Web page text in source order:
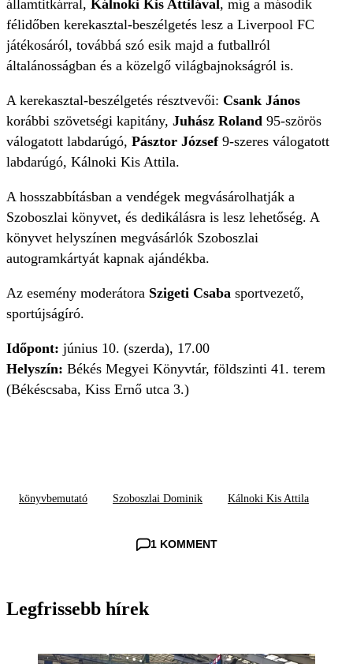
államtitkárral, Kálnoki Kis Attilával, míg a második
félidőben kerekasztal-beszélgetés lesz a Liverpool FC
játékosáról, továbbá szó esik majd a futballról
általánosságban és a közelgő világbajnokságról is.
A kerekasztal-beszélgetés résztvevői: Csank János
korábbi szövetségi kapitány, Juhász Roland 95-szörös
válogatott labdarúgó, Pásztor József9-szeres válogatott
labdarúgó, Kálnoki Kis Attila.
A hosszabbításban a vendégek megvásárolhatják a
Szoboszlai könyvet, és dedikálásra is lesz lehetőség. A
könyvet helyszínen megvásárlók Szoboszlai
autogramkártyát kapnak ajándékba.
Az esemény moderátora Szigeti Csaba sportvezető,
sportújságíró.
Időpont: június 10. (szerda), 17.00
Helyszín: Békés Megyei Könyvtár, földszinti 41. terem
(Békéscsaba, Kiss Ernő utca 3.)
könyvbemutató Szoboszlai Dominik Kálnoki Kis Attila
1 KOMMENT
Legfrissebb hírek